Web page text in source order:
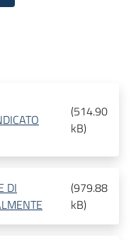
(514.90
kB)
DI
(979.88
kB)